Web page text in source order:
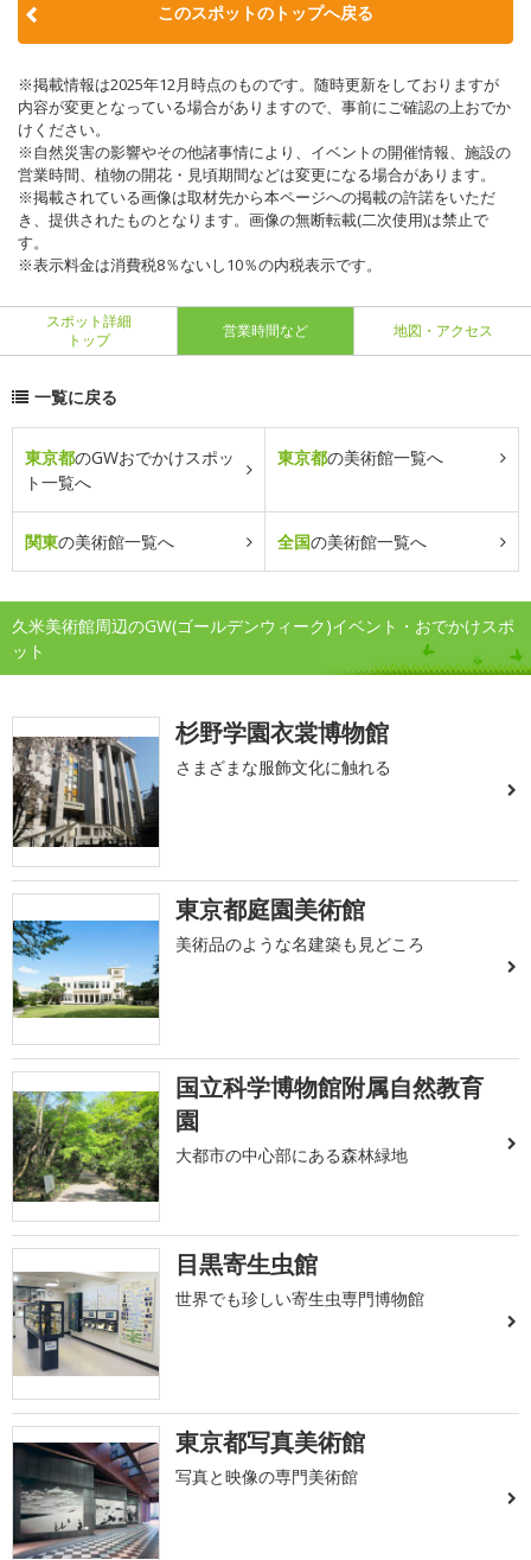
このスポットのトップへ戻る
※掲載情報は2025年12月時点のものです。随時更新をしておりますが
内容が変更となっている場合がありますので、事前にご確認の上おでか
けください。
※自然災害の影響やその他諸事情により、イベントの開催情報、施設の
営業時間、植物の開花・見頃期間などは変更になる場合があります。
※掲載されている画像は取材先から本ページへの掲載の許諾をいただ
き、提供されたものとなります。画像の無断転載(二次使用)は禁止で
す。
※表示料金は消費税8％ないし10％の内税表示です。
スポット詳細
トップ
営業時間など 地図・アクセス
一覧に戻る
東京都のGWおでかけスポッ
ト一覧へ
東京都の美術館一覧へ
関東の美術館一覧へ 全国の美術館一覧へ
久米美術館周辺のGW(ゴールデンウィーク)イベント・おでかけスポ
ット
杉野学園衣裳博物館
さまざまな服飾文化に触れる
東京都庭園美術館
美術品のような名建築も見どころ
国立科学博物館附属自然教育
園
大都市の中心部にある森林緑地
目黒寄生虫館
世界でも珍しい寄生虫専門博物館
東京都写真美術館
写真と映像の専門美術館